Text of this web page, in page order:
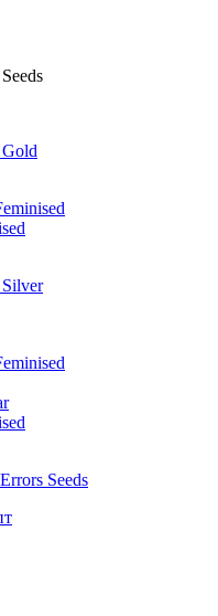
Gold
Silver
Seeds